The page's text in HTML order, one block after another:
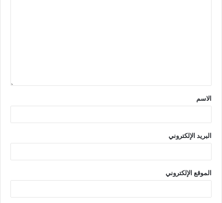
الاسم
البريد الإلكتروني
الموقع الإلكتروني